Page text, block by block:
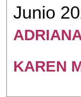
Junio
KAREN